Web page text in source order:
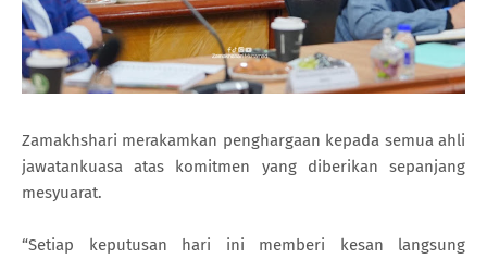
Zamakhshari merakamkan penghargaan kepada semua ahli
jawatankuasa atas komitmen yang diberikan sepanjang
mesyuarat.
“Setiap keputusan hari ini memberi kesan langsung